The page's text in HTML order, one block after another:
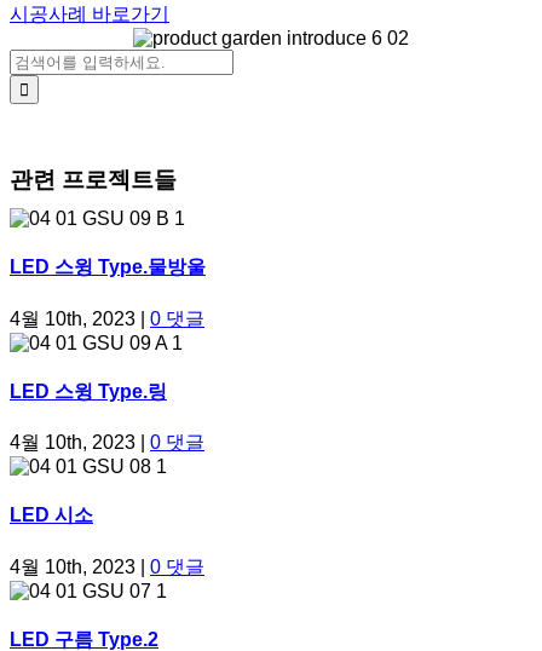
시공사례 바로가기
검색:
관련 프로젝트들
LED 스윙 Type.물방울
4월 10th, 2023 0 댓글
LED 스윙 Type.링
4월 10th, 2023 0 댓글
LED 시소
4월 10th, 2023 0 댓글
LED 구름 Type.2